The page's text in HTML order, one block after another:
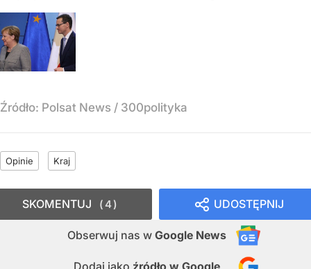
Źródło: Polsat News / 300polityka
Opinie Kraj
UDOSTĘPNIJ
Obserwuj nas w Google News
SKOMENTUJ 4